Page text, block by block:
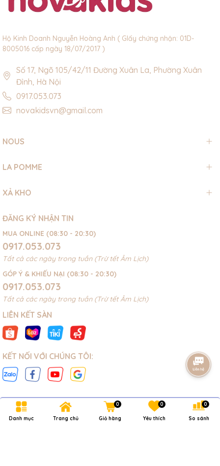
Hộ Kinh Doanh Nguyễn Hoàng Anh ( GIấy chứng nhận: 01D-
8005016 cấp ngày 18/07/2017 )
Số 17, Ngõ 105/42/11 Đường Xuân La, Phường Xuân
Đỉnh, Hà Nội
0917.053.073
novakidsvn@gmail.com
NOUS
LA POMME
XẢ KHO
ĐĂNG KÝ NHẬN TIN
MUA ONLINE (08:30 - 20:30)
0917.053.073
Tất cả các ngày trong tuần (Trừ tết Âm Lịch)
GÓP Ý & KHIẾU NẠI (08:30 - 20:30)
0917.053.073
Tất cả các ngày trong tuần (Trừ tết Âm Lịch)
LIÊN KẾT SÀN
KẾT NỐI VỚI CHÚNG TÔI:
Bản quyền thuộc về NOVAKIDS
Danh mục Trang chủ Giỏ hàng
0
Yêu thích
0
So sánh
0